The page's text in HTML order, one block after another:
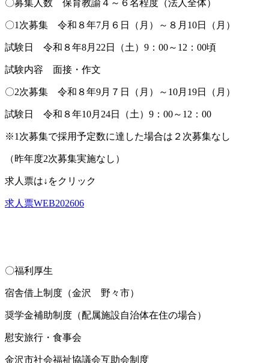
〇募集人数 保育教諭４～６名程度（法人全体）
〇1次募集 令和８年7月６日（月）～８月10日（月）
試験日 令和８年8月22日（土）9：00～12：00頃
試験内容 面接・作文
〇2次募集 令和８年9月７日（月）～10月19日（月）
試験日 令和８年10月24日（土）9：00～12：00
※1次募集で採用予定数に達した場合は２次募集なし
（昨年度2次募集実施なし）
求人票は↓をクリック
求人票WEB202606
〇福利厚生
宿舎借上制度（金沢 野々市）
奨学金補助制度（配属施設自治体在住の場合）
慰安旅行・食事会
金沢市社会福祉協議会互助会制度